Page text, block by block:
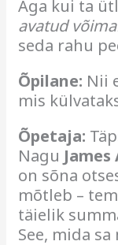
Aga kui ta
avatud
seda rahu
Õpilane: Nii
mis
Õpetaja:
Nagu James
on sõna
mõtleb –
täielik
See, mida